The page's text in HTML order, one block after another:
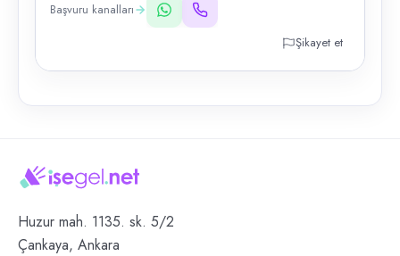
Başvuru kanalları
Şikayet et
Huzur mah. 1135. sk. 5/2
Çankaya, Ankara